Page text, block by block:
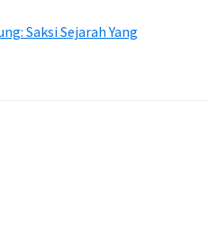
Saksi Sejarah Yang